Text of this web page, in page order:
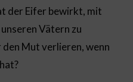
der Eifer bewirkt, mit
Vätern zu
Mut verlieren, wenn